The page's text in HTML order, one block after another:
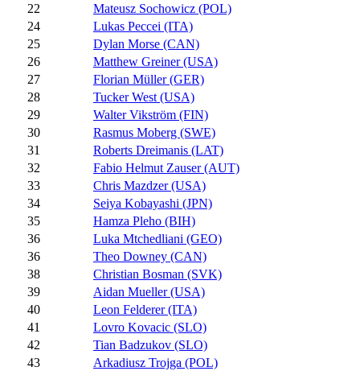
22
Mateusz Sochowicz (POL)
24
Lukas Peccei (ITA)
25
Dylan Morse (CAN)
26
Matthew Greiner (USA)
27
Florian Müller (GER)
28
Tucker West (USA)
29
Walter Vikström (FIN)
30
Rasmus Moberg (SWE)
31
Roberts Dreimanis (LAT)
32
Fabio Helmut Zauser (AUT)
33
Chris Mazdzer (USA)
34
Seiya Kobayashi (JPN)
35
Hamza Pleho (BIH)
36
Luka Mtchedliani (GEO)
36
Theo Downey (CAN)
38
Christian Bosman (SVK)
39
Aidan Mueller (USA)
40
Leon Felderer (ITA)
41
Lovro Kovacic (SLO)
42
Tian Badzukov (SLO)
43
Arkadiusz Trojga (POL)